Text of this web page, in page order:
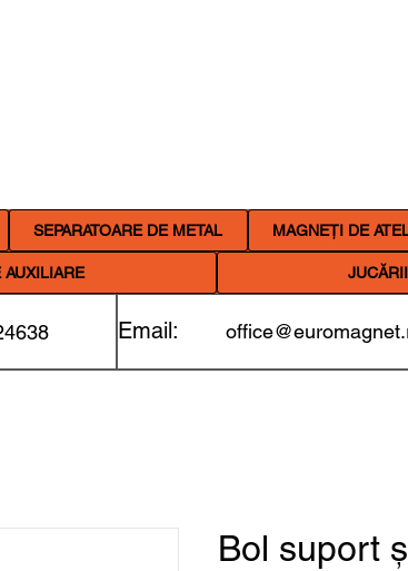
SEPARATOARE DE METAL MAGNEȚI DE
AUXILIARE JUCĂRII
Email:
Bol suport